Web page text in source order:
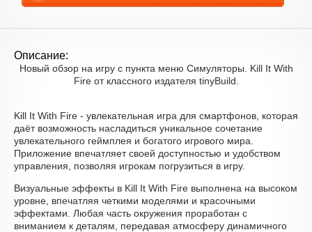
Описание:
Новый обзор на игру с пункта меню Симуляторы. Kill It With
Fire от классного издателя tinyBuild.
Kill It With Fire - увлекательная игра для смартфонов, которая
даёт возможность насладиться уникальное сочетание
увлекательного геймплея и богатого игрового мира.
Приложение впечатляет своей доступностью и удобством
управления, позволяя игрокам погрузиться в игру.
Визуальные эффекты в Kill It With Fire выполнена на высоком
уровне, впечатляя четкими моделями и красочными
эффектами. Любая часть окружения проработан с
вниманием к деталям, передавая атмосферу динамичного